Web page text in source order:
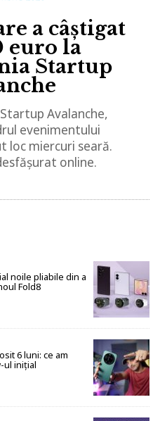
a câștigat
euro la
Startup
Avalanche,
evenimentului
loc miercuri seară.
online.
noile pliabile din a
Fold8
6 luni: ce am
ul inițial